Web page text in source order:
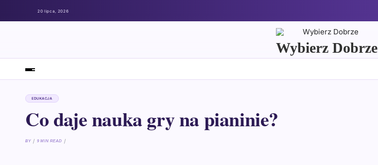
20 lipca, 2026
Wybierz Dobrze
EDUKACJA
Co daje nauka gry na pianinie?
BY 9 MIN READ